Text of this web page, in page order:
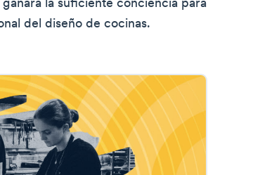
la suficiente conciencia para
del diseño de cocinas.